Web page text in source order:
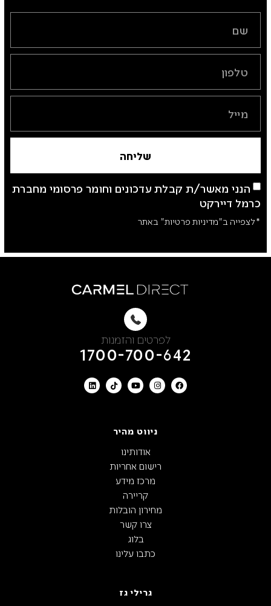
הנני מאשר/ת קבלת עדכונים וחומר פרסומי מחברת
כרמל דיירקט
*לצפייה ב"מדיניות פרטיות" באתר
שליחה
לפרטים והזמנות
1700-700-642
ניווט מהיר
אודותינו
רישום אחריות
מרכז מידע
קריירה
מחירון הובלות
צרו קשר
בלוג
כתבו עלינו
גרילי גז